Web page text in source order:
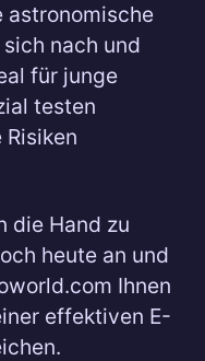
astronomische
nach und
für junge
testen
die Hand zu
heute an und
Ihnen
effektiven E-